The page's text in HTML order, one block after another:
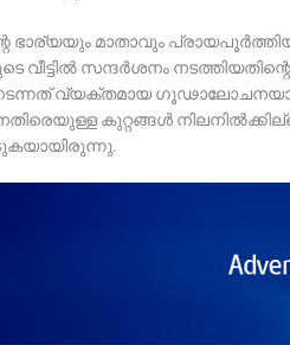
ഭാര്യയും മാതാവും
വീട്ടില്‍ സന്ദർശനം
നടന്നത് വ്യക്തമായ
കുറ്റങ്ങള്‍